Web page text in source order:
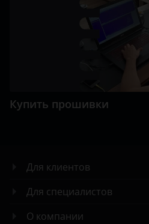
Купить прошивки
Для клиентов
Для специалистов
О компании